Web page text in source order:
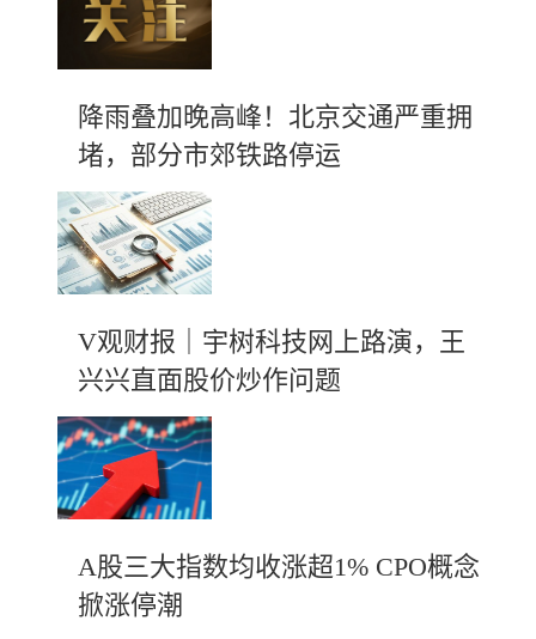
降雨叠加晚高峰！北京交通严重拥
堵，部分市郊铁路停运
V观财报｜宇树科技网上路演，王
兴兴直面股价炒作问题
A股三大指数均收涨超1% CPO概念
掀涨停潮